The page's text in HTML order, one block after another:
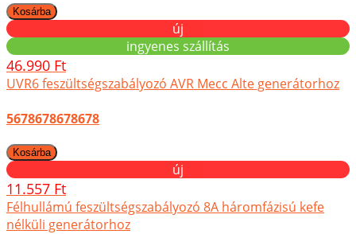
új
ingyenes szállítás
46.990 Ft
UVR6 feszültségszabályozó AVR Mecc Alte generátorhoz
5678678678678
új
11.557 Ft
Félhullámú feszültségszabályozó 8A háromfázisú kefe
nélküli generátorhoz